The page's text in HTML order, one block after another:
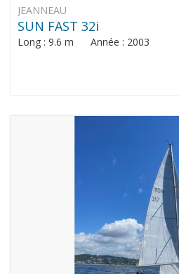
JEANNEAU
SUN FAST 32i
Long : 9.6 m Année : 2003